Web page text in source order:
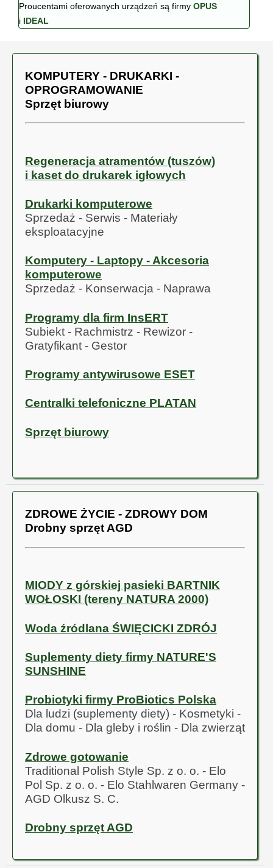
Proucentami oferowanych urządzeń są firmy OPUS
i IDEAL
KOMPUTERY - DRUKARKI -
OPROGRAMOWANIE
Sprzęt biurowy
Regeneracja atramentów (tuszów)
i kaset do drukarek igłowych
Drukarki komputerowe
Sprzedaż - Serwis - Materiały
eksploatacyjne
Komputery - Laptopy - Akcesoria
komputerowe
Sprzedaż - Konserwacja - Naprawa
Programy dla firm InsERT
Subiekt - Rachmistrz - Rewizor -
Gratyfikant - Gestor
Programy antywirusowe ESET
Centralki telefoniczne PLATAN
Sprzęt biurowy
ZDROWE ŻYCIE - ZDROWY DOM
Drobny sprzęt AGD
MIODY z górskiej pasieki BARTNIK
WOŁOSKI (tereny NATURA 2000)
Woda źródlana ŚWIĘCICKI ZDRÓJ
Suplementy diety firmy NATURE'S
SUNSHINE
Probiotyki firmy ProBiotics Polska
Dla ludzi (suplementy diety) - Kosmetyki -
Dla domu - Dla gleby i roślin - Dla zwierząt
Zdrowe gotowanie
Traditional Polish Style Sp. z o. o. - Elo
Pol Sp. z o. o. - Elo Stahlwaren Germany -
AGD Olkusz S. C.
Drobny sprzęt AGD